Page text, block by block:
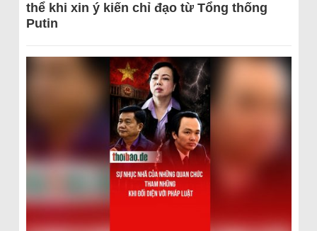
thể khi xin ý kiến chỉ đạo từ Tổng thống
Putin